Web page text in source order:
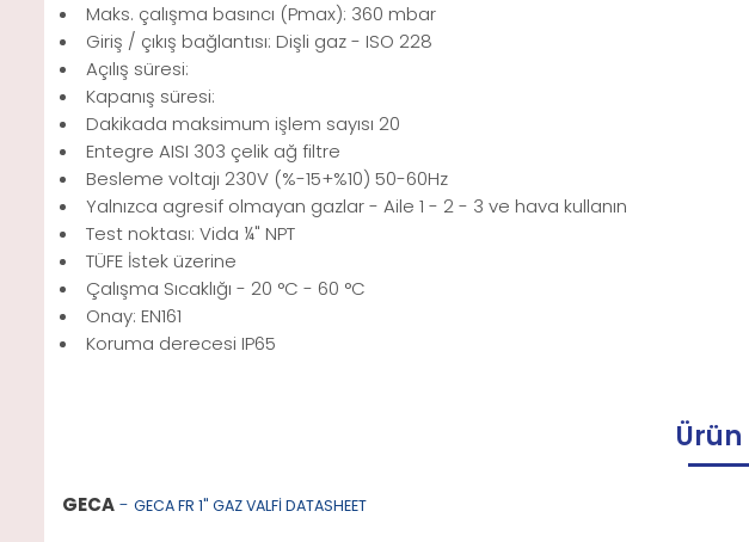
Maks. çalışma basıncı (Pmax): 360 mbar
Giriş / çıkış bağlantısı: Dişli gaz - ISO 228
Açılış süresi:
Kapanış süresi:
Dakikada maksimum işlem sayısı 20
Entegre AISI 303 çelik ağ filtre
Besleme voltajı 230V (%-15+%10) 50-60Hz
Yalnızca agresif olmayan gazlar - Aile 1 - 2 - 3 ve hava kullanın
Test noktası: Vida ¼" NPT
TÜFE İstek üzerine
Çalışma Sıcaklığı - 20 °C - 60 °C
Onay: EN161
Koruma derecesi IP65
Ürün
GECA- GECA FR 1" GAZ VALFİ DATASHEET